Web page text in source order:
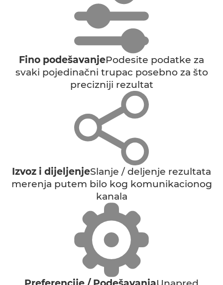
Fino podešavanjePodesite podatke za
svaki pojedinačni trupac posebno za što
precizniji rezultat
Izvoz i dijeljenjeSlanje / deljenje rezultata
merenja putem bilo kog komunikacionog
kanala